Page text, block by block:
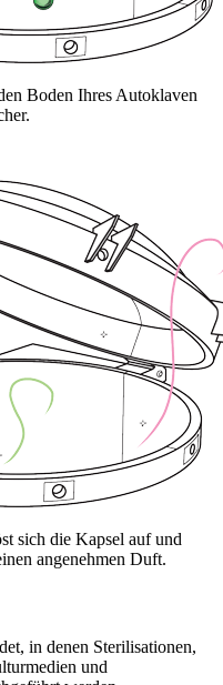
Boden Ihres Autoklaven
sich die Kapsel auf und
angenehmen Duft.
in denen Sterilisationen,
und